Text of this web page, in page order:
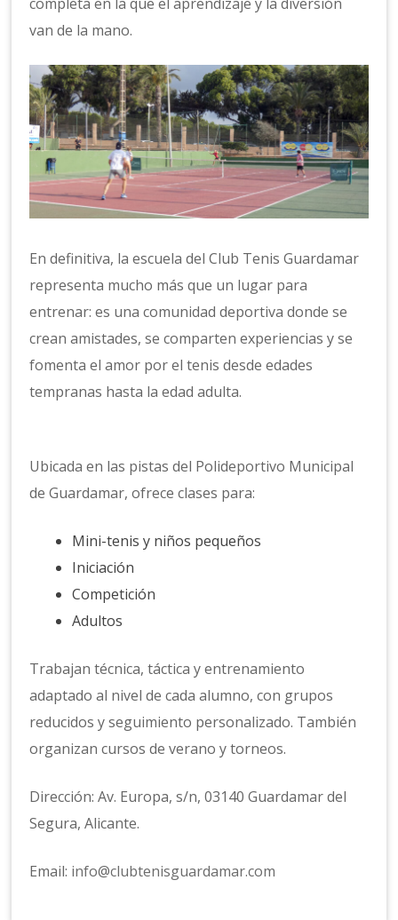
van de la mano.
En definitiva, la escuela del Club Tenis Guardamar
representa mucho más que un lugar para
entrenar: es una comunidad deportiva donde se
crean amistades, se comparten experiencias y se
fomenta el amor por el tenis desde edades
tempranas hasta la edad adulta.
Ubicada en las pistas del Polideportivo Municipal
de Guardamar, ofrece clases para:
Mini-tenis y niños pequeños
Iniciación
Competición
Adultos
Trabajan técnica, táctica y entrenamiento
adaptado al nivel de cada alumno, con grupos
reducidos y seguimiento personalizado. También
organizan cursos de verano y torneos.
Dirección: Av. Europa, s/n, 03140 Guardamar del
Segura, Alicante.
Email: info@clubtenisguardamar.com